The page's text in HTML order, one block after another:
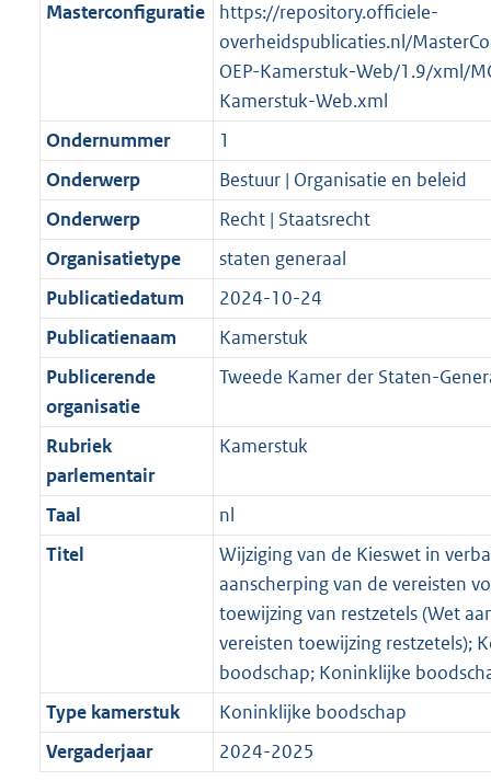
Masterconfiguratie
https://repository.officiele-
overheidspublicaties.nl/
OEP-Kamerstuk-Web/1.9/xml/
Kamerstuk-Web.xml
Ondernummer
1
Onderwerp
Bestuur | Organisatie en beleid
Onderwerp
Recht | Staatsrecht
Organisatietype
staten generaal
Publicatiedatum
2024-10-24
Publicatienaam
Kamerstuk
Publicerende
organisatie
Tweede Kamer der Staten-
Rubriek
parlementair
Kamerstuk
Taal
nl
Titel
Wijziging van de Kieswet in
aanscherping van de vereisten
toewijzing van restzetels (Wet
vereisten toewijzing restzetels);
boodschap; Koninklijke
Type kamerstuk
Koninklijke boodschap
Vergaderjaar
2024-2025